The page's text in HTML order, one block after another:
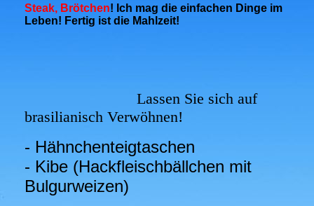
Steak, Brötchen! Ich mag die einfachen Dinge im
Leben! Fertig ist die Mahlzeit!
Lassen Sie sich auf
brasilianisch Verwöhnen!
- Hähnchenteigtaschen
- Kibe (Hackfleischbällchen mit
Bulgurweizen)